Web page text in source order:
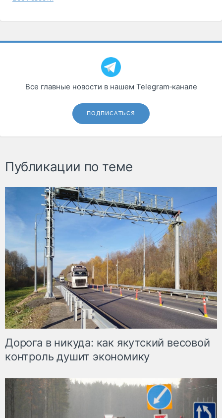
Все главные новости в нашем Telegram‑канале
ПОДПИСАТЬСЯ
Публикации по теме
Дорога в никуда: как якутский весовой
контроль душит экономику